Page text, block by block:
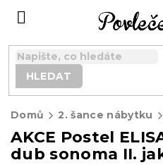
HLEDAT
Domů 2. šance nábytku
AKCE Postel
dub sonoma II.